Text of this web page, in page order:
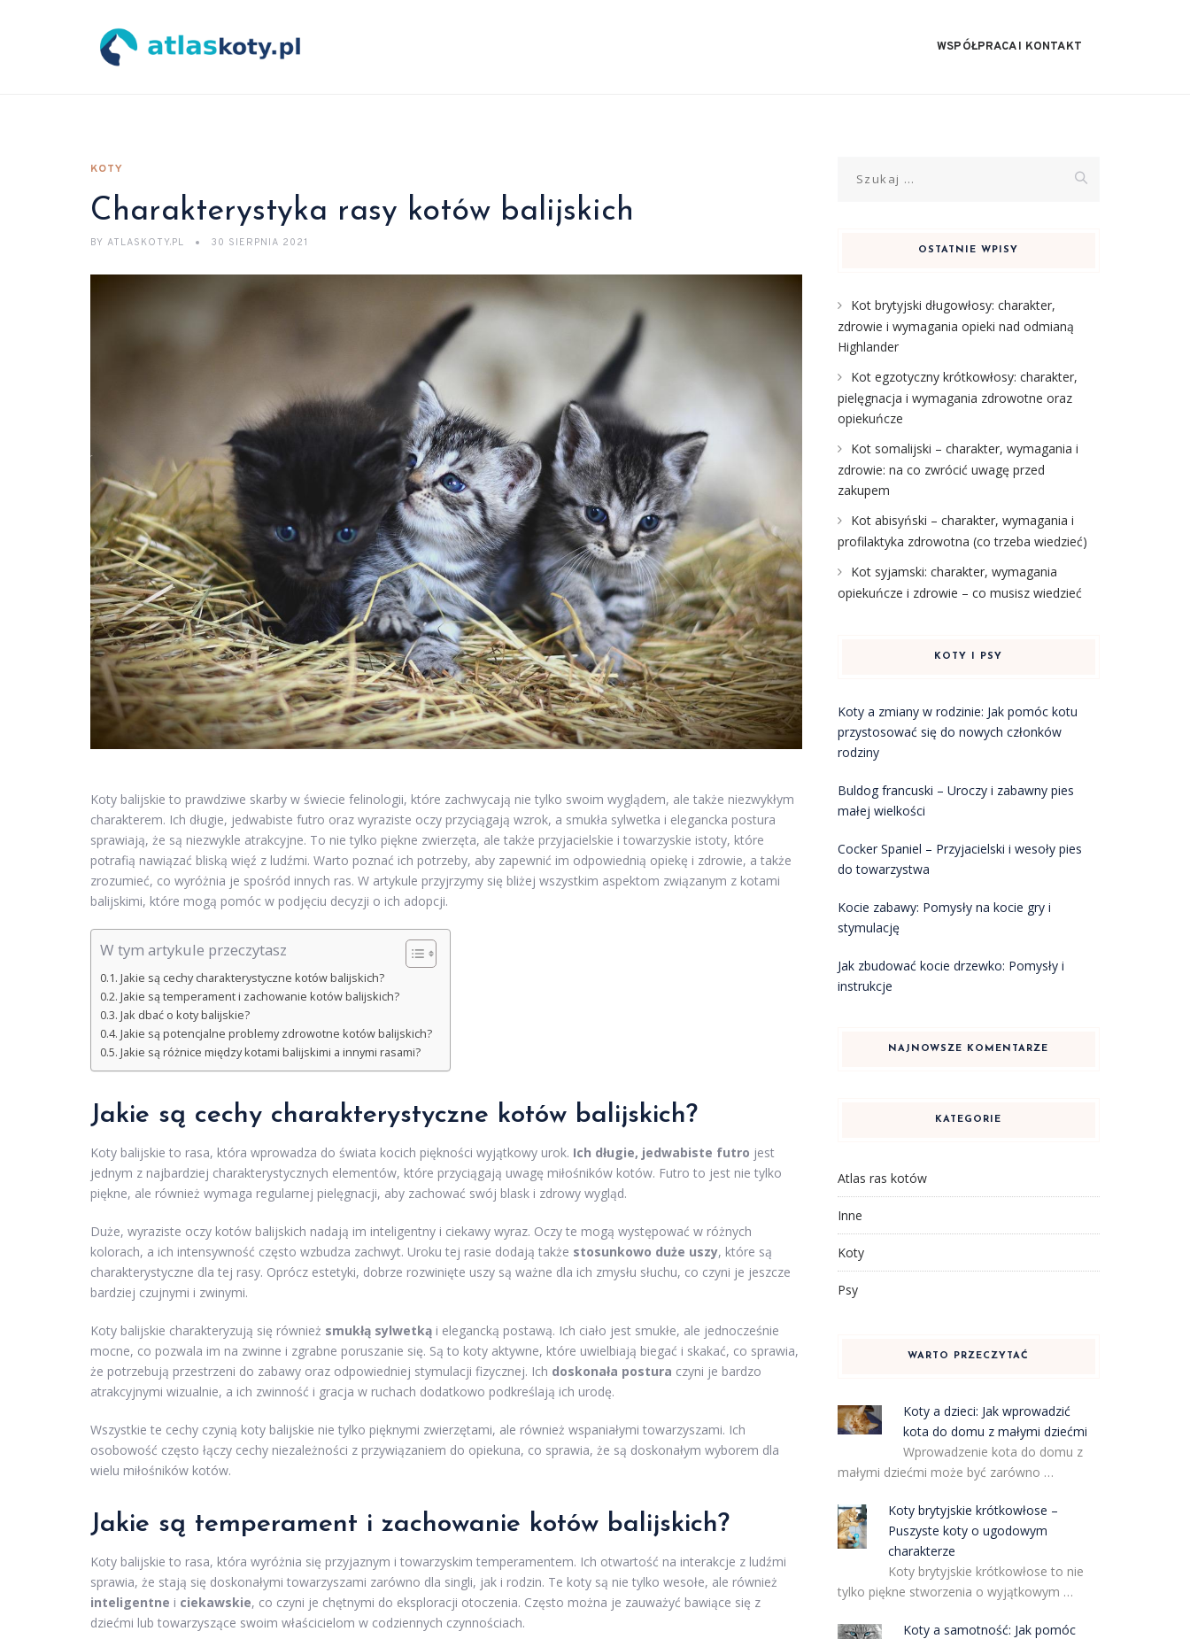
WSPÓŁPRACA I KONTAKT
KOTY
Charakterystyka rasy kotów balijskich
BY ATLASKOTY.PL 30 SIERPNIA 2021
Koty balijskie to prawdziwe skarby w świecie felinologii, które zachwycają nie tylko swoim wyglądem, ale także niezwykłym
charakterem. Ich długie, jedwabiste futro oraz wyraziste oczy przyciągają wzrok, a smukła sylwetka i elegancka postura
sprawiają, że są niezwykle atrakcyjne. To nie tylko piękne zwierzęta, ale także przyjacielskie i towarzyskie istoty, które
potrafią nawiązać bliską więź z ludźmi. Warto poznać ich potrzeby, aby zapewnić im odpowiednią opiekę i zdrowie, a także
zrozumieć, co wyróżnia je spośród innych ras. W artykule przyjrzymy się bliżej wszystkim aspektom związanym z kotami
balijskimi, które mogą pomóc w podjęciu decyzji o ich adopcji.
W tym artykule przeczytasz
Jakie są cechy charakterystyczne kotów balijskich?
Jakie są temperament i zachowanie kotów balijskich?
Jak dbać o koty balijskie?
Jakie są potencjalne problemy zdrowotne kotów balijskich?
Jakie są różnice między kotami balijskimi a innymi rasami?
Jakie są cechy charakterystyczne kotów balijskich?
Koty balijskie to rasa, która wprowadza do świata kocich piękności wyjątkowy urok. Ich długie, jedwabiste futro jest
jednym z najbardziej charakterystycznych elementów, które przyciągają uwagę miłośników kotów. Futro to jest nie tylko
piękne, ale również wymaga regularnej pielęgnacji, aby zachować swój blask i zdrowy wygląd.
Duże, wyraziste oczy kotów balijskich nadają im inteligentny i ciekawy wyraz. Oczy te mogą występować w różnych
kolorach, a ich intensywność często wzbudza zachwyt. Uroku tej rasie dodają także stosunkowo duże uszy, które są
charakterystyczne dla tej rasy. Oprócz estetyki, dobrze rozwinięte uszy są ważne dla ich zmysłu słuchu, co czyni je jeszcze
bardziej czujnymi i zwinymi.
Koty balijskie charakteryzują się również smukłą sylwetką i elegancką postawą. Ich ciało jest smukłe, ale jednocześnie
mocne, co pozwala im na zwinne i zgrabne poruszanie się. Są to koty aktywne, które uwielbiają biegać i skakać, co sprawia,
że potrzebują przestrzeni do zabawy oraz odpowiedniej stymulacji fizycznej. Ich doskonała postura czyni je bardzo
atrakcyjnymi wizualnie, a ich zwinność i gracja w ruchach dodatkowo podkreślają ich urodę.
Wszystkie te cechy czynią koty balijskie nie tylko pięknymi zwierzętami, ale również wspaniałymi towarzyszami. Ich
osobowość często łączy cechy niezależności z przywiązaniem do opiekuna, co sprawia, że są doskonałym wyborem dla
wielu miłośników kotów.
Jakie są temperament i zachowanie kotów balijskich?
Koty balijskie to rasa, która wyróżnia się przyjaznym i towarzyskim temperamentem. Ich otwartość na interakcje z ludźmi
sprawia, że stają się doskonałymi towarzyszami zarówno dla singli, jak i rodzin. Te koty są nie tylko wesołe, ale również
inteligentne i ciekawskie, co czyni je chętnymi do eksploracji otoczenia. Często można je zauważyć bawiące się z
dziećmi lub towarzyszące swoim właścicielom w codziennych czynnościach.
OSTATNIE WPISY
Kot brytyjski długowłosy: charakter,
zdrowie i wymagania opieki nad odmianą
Highlander
Kot egzotyczny krótkowłosy: charakter,
pielęgnacja i wymagania zdrowotne oraz
opiekuńcze
Kot somalijski – charakter, wymagania i
zdrowie: na co zwrócić uwagę przed
zakupem
Kot abisyński – charakter, wymagania i
profilaktyka zdrowotna (co trzeba wiedzieć)
Kot syjamski: charakter, wymagania
opiekuńcze i zdrowie – co musisz wiedzieć
KOTY I PSY
Koty a zmiany w rodzinie: Jak pomóc kotu
przystosować się do nowych członków
rodziny
Buldog francuski – Uroczy i zabawny pies
małej wielkości
Cocker Spaniel – Przyjacielski i wesoły pies
do towarzystwa
Kocie zabawy: Pomysły na kocie gry i
stymulację
Jak zbudować kocie drzewko: Pomysły i
instrukcje
NAJNOWSZE KOMENTARZE
KATEGORIE
Atlas ras kotów
Inne
Koty
Psy
WARTO PRZECZYTAĆ
Koty a dzieci: Jak wprowadzić
kota do domu z małymi dziećmi
Wprowadzenie kota do domu z
małymi dziećmi może być zarówno …
Koty brytyjskie krótkowłose –
Puszyste koty o ugodowym
charakterze
Koty brytyjskie krótkowłose to nie
tylko piękne stworzenia o wyjątkowym …
Koty a samotność: Jak pomóc